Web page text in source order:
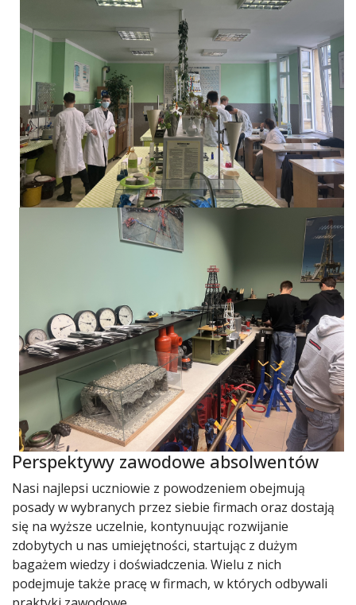
Perspektywy zawodowe absolwentów
Nasi najlepsi uczniowie z powodzeniem obejmują
posady w wybranych przez siebie firmach oraz dostają
się na wyższe uczelnie, kontynuując rozwijanie
zdobytych u nas umiejętności, startując z dużym
bagażem wiedzy i doświadczenia. Wielu z nich
podejmuje także pracę w firmach, w których odbywali